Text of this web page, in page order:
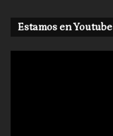
Estamos en Youtube